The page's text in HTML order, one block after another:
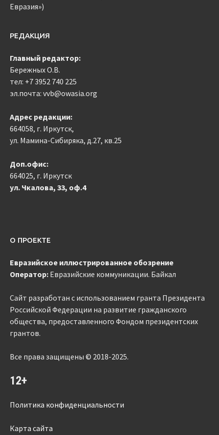
Евразия»)
РЕДАКЦИЯ
Главный редактор:
Бережных О.В.
тел: +7 3952 740 225
эл.почта: vvb@owasia.org
Адрес редакции:
664058, г. Иркутск,
ул. Мамина-Сибиряка, д.27, кв.25
Доп.офис:
664025, г. Иркутск
ул. Чкалова, 33, оф.4
О ПРОЕКТЕ
Евразийское иллюстрированное обозрение
Оператор: Евразийские коммуникации. Байкал
Сайт разработан с использованием гранта Президента
Российской Федерации на развитие гражданского
общества, предоставленного Фондом президентских
грантов.
Все права защищены © 2018-2025.
12+
Политика конфиденциальности
Карта сайта